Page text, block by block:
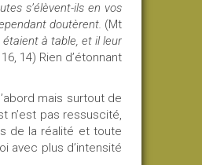
s’élèvent-ils en vos
doutèrent. (Mt
à table, et il leur
14) Rien d’étonnant
mais surtout de
n’est pas ressuscité,
de la réalité et toute
avec plus d’intensité